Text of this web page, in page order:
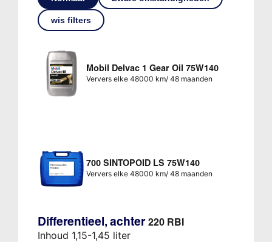
wis filters
Mobil Delvac 1 Gear Oil 75W140
Ververs elke 48000 km/ 48 maanden
700 SINTOPOID LS 75W140
Ververs elke 48000 km/ 48 maanden
Differentieel, achter 220 RBI
Inhoud 1,15-1,45 liter